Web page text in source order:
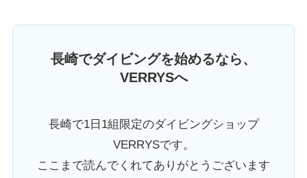
長崎でダイビングを始めるなら、
VERRYSへ
長崎で1日1組限定のダイビングショップ
VERRYSです。
ここまで読んでくれてありがとうございます